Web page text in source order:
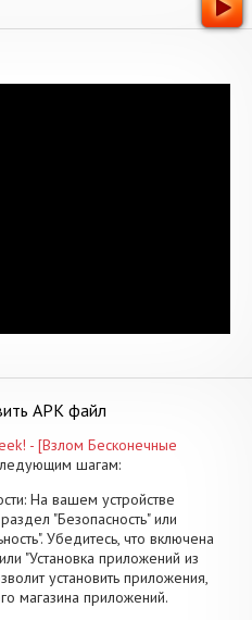
APK файл
- [Взлом Бесконечные
шагам:
На вашем устройстве
"Безопасность" или
Убедитесь, что включена
"Установка приложений из
установить приложения,
магазина приложений.